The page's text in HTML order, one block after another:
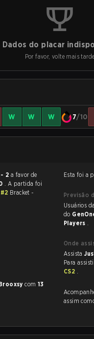
Dados do placar
Por favor, volte mais tarde
W W W 7/10
2 a favor de
. A partida foi
Bracket -
com 13
Esta foi a
Previsão
Usuários da Strafe tem um favorito absoluto
do
Players .
Onde
Assista
Para
CS2 .